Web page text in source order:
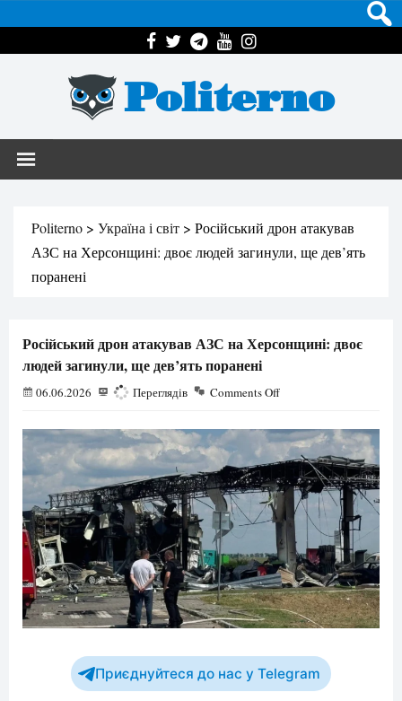
Politerno
Politerno > Україна і світ > Російський дрон атакував
АЗС на Херсонщині: двоє людей загинули, ще дев’ять
поранені
Російський дрон атакував АЗС на Херсонщині: двоє
людей загинули, ще дев’ять поранені
06.06.2026 254 Переглядів Comments Off
Приєднуйтеся до нас у Telegram